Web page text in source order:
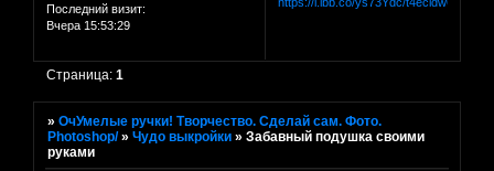
Последний визит:
Вчера 15:53:29
Страница:1
»ОчУмелые ручки! Творчество. Сделай сам. Фото.
Photoshop/ »Чудо выкройки »Забавный подушка своими
руками